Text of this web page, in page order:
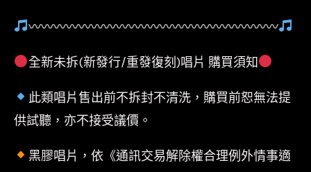
〰〰〰〰〰〰〰〰〰〰〰〰〰〰〰〰〰〰〰〰
全新未拆(新發行/重發復刻)唱片 購買須知
此類唱片售出前不拆封不清洗，購買前恕無法提
供試聽，亦不接受議價。
黑膠唱片，依《通訊交易解除權合理例外情事適